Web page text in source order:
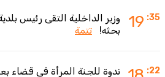
19 :35
وزير الداخلية التقى رئيس
بحثه! تتمة
:22
ندوة للجنة المرأة في قضاء